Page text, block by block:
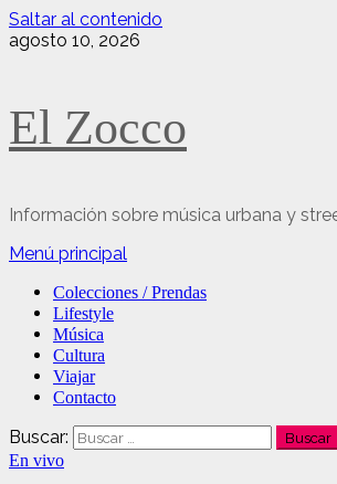
Saltar al contenido
agosto 10, 2026
El Zocco
Información sobre música urbana y
Menú principal
Colecciones / Prendas
Lifestyle
Música
Cultura
Viajar
Contacto
Buscar:
En vivo